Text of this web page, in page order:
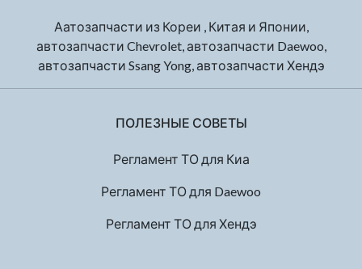
Аатозапчасти из Кореи , Китая и Японии,
автозапчасти Chevrolet, автозапчасти Daewoo,
автозапчасти Ssang Yong, автозапчасти Хендэ
ПОЛЕЗНЫЕ СОВЕТЫ
Регламент ТО для Киа
Регламент ТО для Daewoo
Регламент ТО для Хендэ